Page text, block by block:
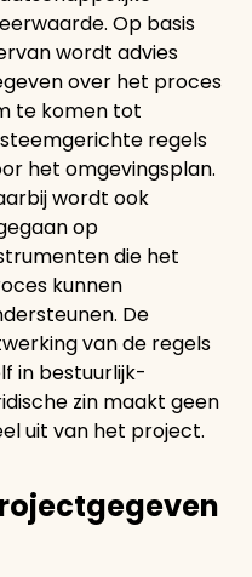
Op basis
wordt advies
over het proces
te komen tot
regels
het omgevingsplan.
wordt ook
op
die het
kunnen
De
van de regels
in bestuurlijk-
zin maakt geen
uit van het project.